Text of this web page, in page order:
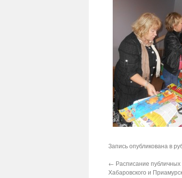
Запись опубликована в
← Расписание
Хабаровского и